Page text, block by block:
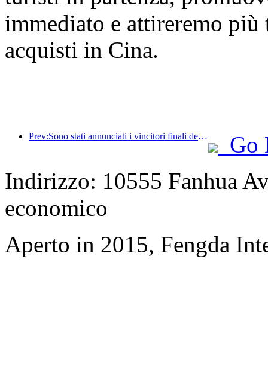
immediato e attireremo
acquisti in Cina.
Prev:Sono stati annunciati i vincitori finali dei sei premi principali, a cui hanno partecipato oltre cento hotel e aziende che hanno ricevuto riconoscimenti annuali!
Go
Indirizzo: 10555 Fanhua
economico
Aperto in 2015, Fengda